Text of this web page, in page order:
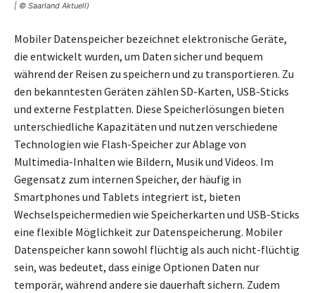
| © Saarland Aktuell)
Mobiler Datenspeicher bezeichnet elektronische Geräte,
die entwickelt wurden, um Daten sicher und bequem
während der Reisen zu speichern und zu transportieren. Zu
den bekanntesten Geräten zählen SD-Karten, USB-Sticks
und externe Festplatten. Diese Speicherlösungen bieten
unterschiedliche Kapazitäten und nutzen verschiedene
Technologien wie Flash-Speicher zur Ablage von
Multimedia-Inhalten wie Bildern, Musik und Videos. Im
Gegensatz zum internen Speicher, der häufig in
Smartphones und Tablets integriert ist, bieten
Wechselspeichermedien wie Speicherkarten und USB-Sticks
eine flexible Möglichkeit zur Datenspeicherung. Mobiler
Datenspeicher kann sowohl flüchtig als auch nicht-flüchtig
sein, was bedeutet, dass einige Optionen Daten nur
temporär, während andere sie dauerhaft sichern. Zudem